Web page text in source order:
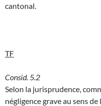
cantonal.
TF
Consid. 5.2
Selon la jurisprudence,
négligence grave au sens de